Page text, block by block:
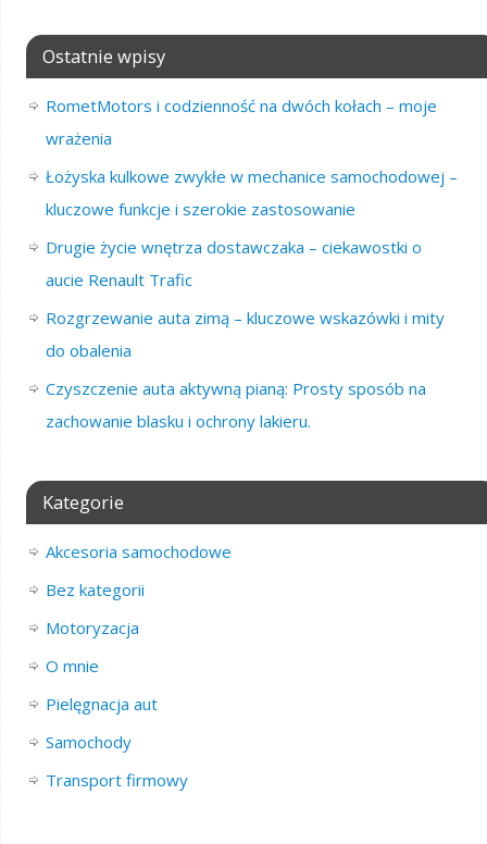
Ostatnie wpisy
RometMotors i codzienność na dwóch kołach – moje
wrażenia
Łożyska kulkowe zwykłe w mechanice samochodowej –
kluczowe funkcje i szerokie zastosowanie
Drugie życie wnętrza dostawczaka – ciekawostki o
aucie Renault Trafic
Rozgrzewanie auta zimą – kluczowe wskazówki i mity
do obalenia
Czyszczenie auta aktywną pianą: Prosty sposób na
zachowanie blasku i ochrony lakieru.
Kategorie
Akcesoria samochodowe
Bez kategorii
Motoryzacja
O mnie
Pielęgnacja aut
Samochody
Transport firmowy